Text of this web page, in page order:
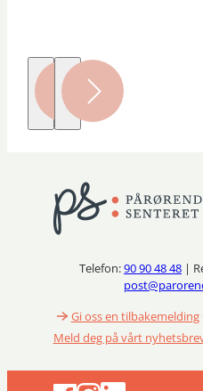
Telefon:90 90 48 48 |
Gi oss en tilbakemelding
Meld deg på vårt